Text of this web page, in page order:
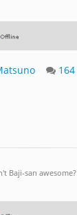
164
Baji-san awesome?